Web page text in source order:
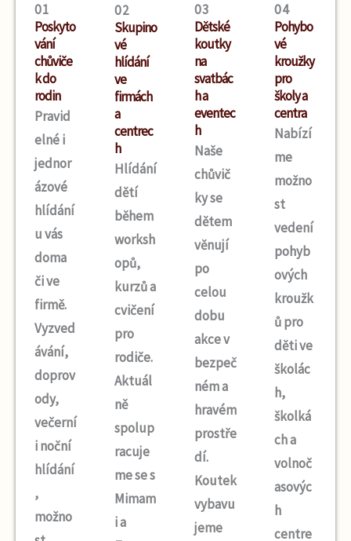
01
Poskyto
vání
chůviče
k do
rodin
Pravid
elné i
jednor
ázové
hlídání
u vás
doma
či ve
firmě.
Vyzved
ávání,
doprov
ody,
večerní
i noční
hlídání
,
možno
02
Skupino
vé
hlídání
ve
firmách
a
centrec
h
Hlídání
dětí
během
worksh
opů,
kurzů a
cvičení
pro
rodiče.
Aktuál
ně
spolup
racuje
me se s
Mimam
i a
03
Dětské
koutky
na
svatbác
h a
eventec
h
Naše
chůvič
ky se
dětem
věnují
po
celou
dobu
akce v
bezpeč
ném a
hravém
prostře
dí.
Koutek
vybavu
jeme
04
Pohybo
vé
kroužky
pro
školy a
centra
Nabízí
me
možno
st
vedení
pohyb
ových
kroužk
ů pro
dětive
školác
h,
školká
ch a
volnoč
asovýc
h
centre